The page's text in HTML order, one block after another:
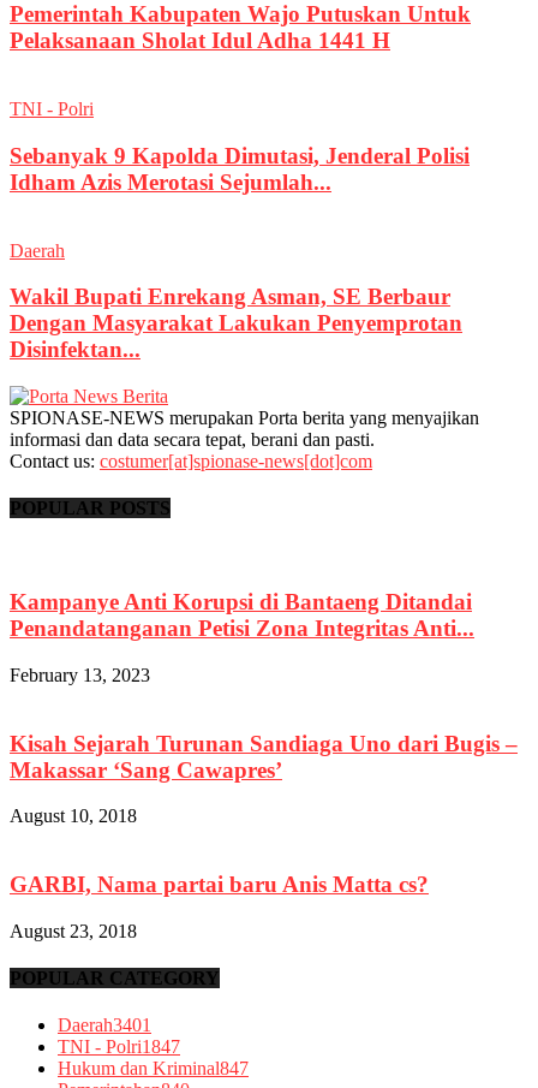
Pemerintah Kabupaten Wajo Putuskan Untuk
Pelaksanaan Sholat Idul Adha 1441 H
TNI - Polri
Sebanyak 9 Kapolda Dimutasi, Jenderal Polisi
Idham Azis Merotasi Sejumlah...
Daerah
Wakil Bupati Enrekang Asman, SE Berbaur
Dengan Masyarakat Lakukan Penyemprotan
Disinfektan...
SPIONASE-NEWS merupakan Porta berita yang menyajikan
informasi dan data secara tepat, berani dan pasti.
Contact us: costumer[at]spionase-news[dot]com
POPULAR POSTS
Kampanye Anti Korupsi di Bantaeng Ditandai
Penandatanganan Petisi Zona Integritas Anti...
February 13, 2023
Kisah Sejarah Turunan Sandiaga Uno dari Bugis –
Makassar ‘Sang Cawapres’
August 10, 2018
GARBI, Nama partai baru Anis Matta cs?
August 23, 2018
POPULAR CATEGORY
Daerah3401
TNI - Polri1847
Hukum dan Kriminal847